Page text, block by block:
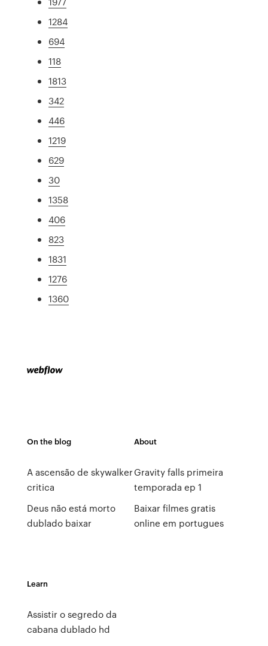
1284
694
118
1813
342
446
1219
629
30
1358
406
823
1831
1276
1360
On the blog
A ascensão de skywalker
critica
Deus não está morto
dublado baixar
About
Gravity falls primeira
temporada ep 1
Baixar filmes gratis
online em portugues
Learn
Assistir o segredo da
cabana dublado hd